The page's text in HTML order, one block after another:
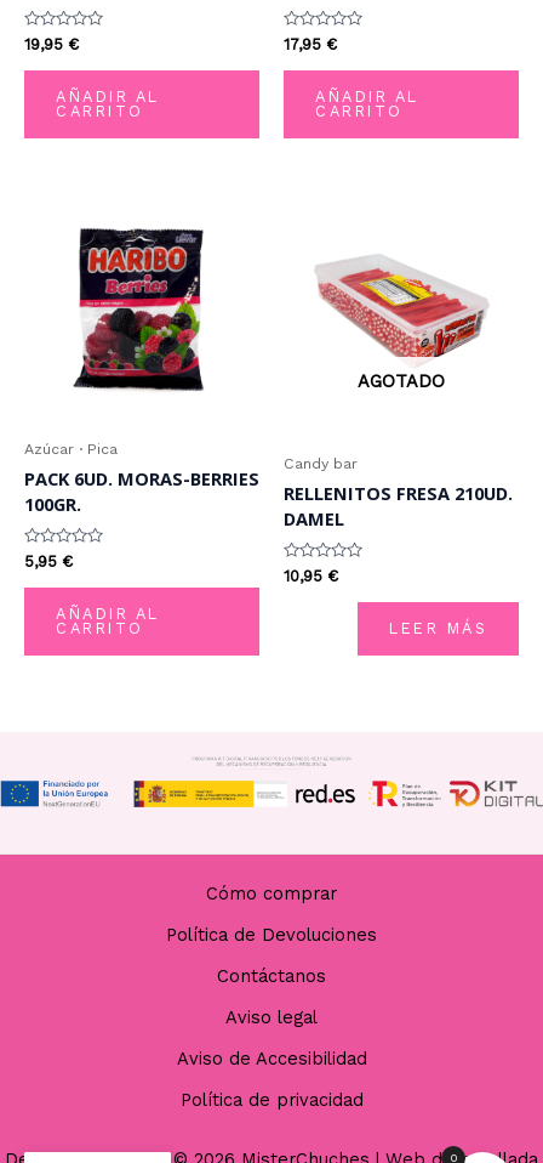
Valorado
con
0
19,95 €
AÑADIR AL
CARRITO
Valorado
con
0
17,95 €
AÑADIR AL
CARRITO
Azúcar · Pica
PACK 6UD. MORAS-BERRIES
100GR.
Valorado
con
0
5,95 €
AÑADIR AL
CARRITO
AGOTADO
Candy bar
RELLENITOS FRESA 210UD.
DAMEL
Valorado
con
10,95 €
LEER MÁS
Cómo comprar
Política de Devoluciones
Contáctanos
Aviso legal
Aviso de Accesibilidad
Política de privacidad
0